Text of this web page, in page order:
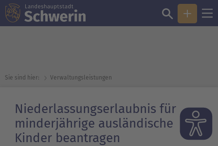
Sie sind hier: Verwaltungsleistungen
Niederlassungserlaubnis für
minderjährige ausländische
Kinder beantragen